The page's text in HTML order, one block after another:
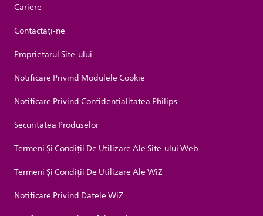
Cariere
Contactaţi-ne
Proprietarul Site-ului
Notificare Privind Modulele Cookie
Notificare Privind Confidențialitatea Philips
Securitatea Produselor
Termeni Și Condiții De Utilizare Ale Site-ului Web
Termeni Și Condiții De Utilizare Ale WiZ
Notificare Privind Datele WiZ